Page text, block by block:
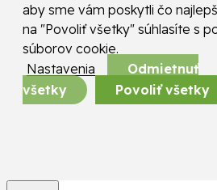
aby sme vám poskytli čo
na "Povoliť všetky" súhlasíte s
súborov cookie.
Nastavenia
Odmietnuť
všetky
Povoliť všetky